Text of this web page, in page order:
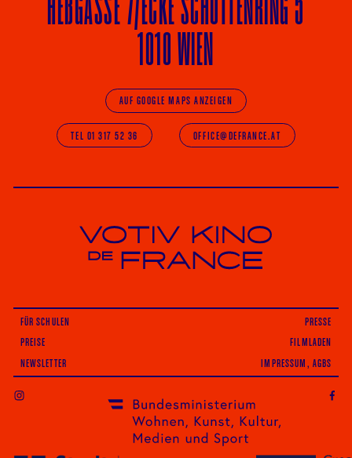
1010 WIEN
AUF GOOGLE MAPS ANZEIGEN
TEL 01 317 52 36 OFFICE@DEFRANCE.AT
Votiv Kino und Kino De France in Wien
FÜR SCHULEN
PRESSE
PREISE
FILMLADEN
NEWSLETTER IMPRESSUM, AGBS